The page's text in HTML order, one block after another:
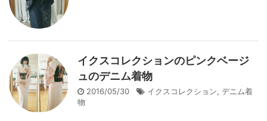
イクスコレクションのピンクベージ
ュのデニム着物
2016/05/30 イクスコレクション, デニム着
物